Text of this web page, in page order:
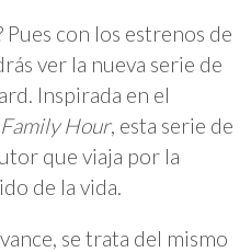
Pues con los estrenos de
ver la nueva serie de
Inspirada en el
Hour, esta serie de
que viaja por la
de la vida.
se trata del mismo